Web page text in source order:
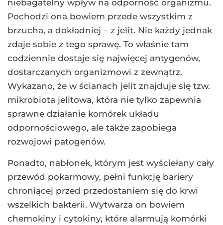
niebagatelny wpływ na odporność organizmu.
Pochodzi ona bowiem przede wszystkim z
brzucha, a dokładniej – z jelit. Nie każdy jednak
zdaje sobie z tego sprawę. To właśnie tam
codziennie dostaje się najwięcej antygenów,
dostarczanych organizmowi z zewnątrz.
Wykazano, że w ścianach jelit znajduje się tzw.
mikrobiota jelitowa, która nie tylko zapewnia
sprawne działanie komórek układu
odpornościowego, ale także zapobiega
rozwojowi patogenów.
Ponadto, nabłonek, którym jest wyściełany cały
przewód pokarmowy, pełni funkcję bariery
chroniącej przed przedostaniem się do krwi
wszelkich bakterii. Wytwarza on bowiem
chemokiny i cytokiny, które alarmują komórki